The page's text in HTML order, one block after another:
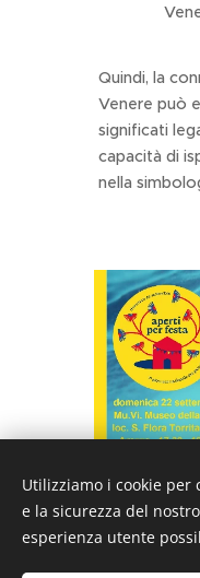
Quindi, la
Venere può
significati
capacità di
nella
Utilizziamo i cookie
e la sicurezza del
esperienza utente